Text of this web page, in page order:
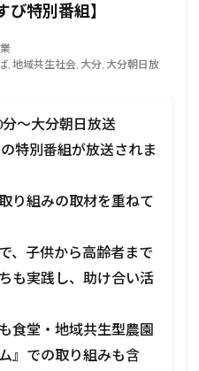
び特別番組】
, 地域共生社会, 大分, 大分朝日放
～大分朝日放送
特別番組が放送されま
り組みの取材を重ねて
、子供から高齢者まで
も実践し、助け合い活
食堂・地域共生型農園
』での取り組みも含